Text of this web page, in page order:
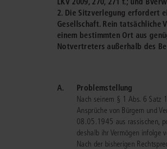
2. Die Sitzverlegung erfordert
Gesellschaft. Rein
einem bestimmten Ort aus
Notvertreters außerhalb des
A. Problemstellung
Nach seinem § 1 Abs. 6 Satz
Ansprüche von Bürgern und
08.05.1945 aus rassischen,
deshalb ihr Vermögen infolge
Nach der bisherigen